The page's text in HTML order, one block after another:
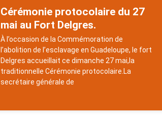
Cérémonie protocolaire du 27
mai au Fort Delgres.
À l’occasion de la Commémoration de
l’abolition de l’esclavage en Guadeloupe, le fort
Delgres accueillait ce dimanche 27 mai,la
traditionnelle Cérémonie protocolaire.La
secrétaire générale de